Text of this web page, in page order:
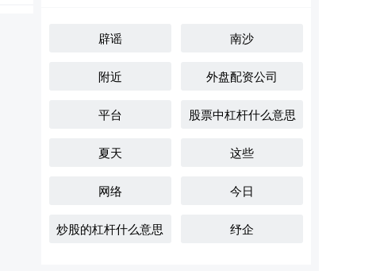
辟谣 南沙
附近 外盘配资公司
平台 股票中杠杆什么意思
夏天 这些
网络 今日
炒股的杠杆什么意思 纾企